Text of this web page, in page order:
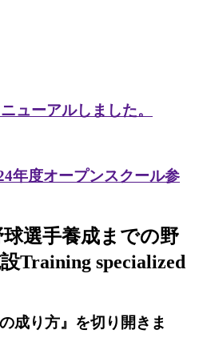
ューアルしました。
年度オープンスクール参
選手養成までの野
Training specialized
成り方』を切り開きま